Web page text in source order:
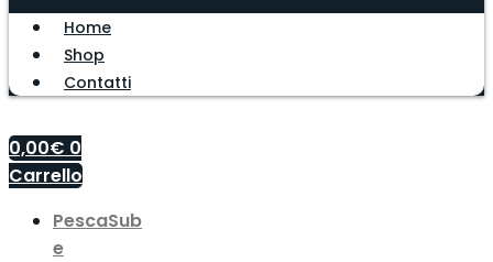
Home
Shop
Contatti
0,00€ 0
Carrello
PescaSub
e